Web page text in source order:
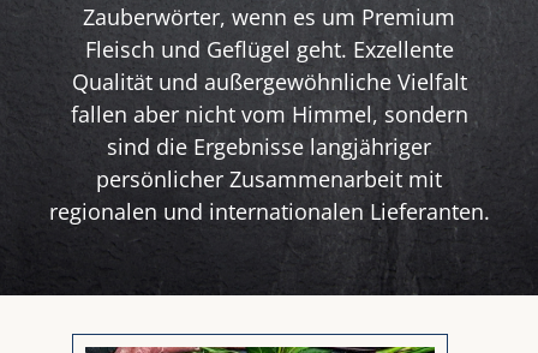
Zauberwörter, wenn es um Premium
Fleisch und Geflügel geht. Exzellente
Qualität und außergewöhnliche Vielfalt
fallen aber nicht vom Himmel, sondern
sind die Ergebnisse langjähriger
persönlicher Zusammenarbeit mit
regionalen und internationalen Lieferanten.